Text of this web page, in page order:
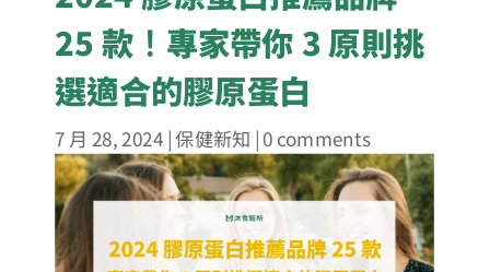
25 款！專家帶你 3 原則挑
選適合的膠原蛋白
7 月 28, 2024 |保健新知 | 0 comments